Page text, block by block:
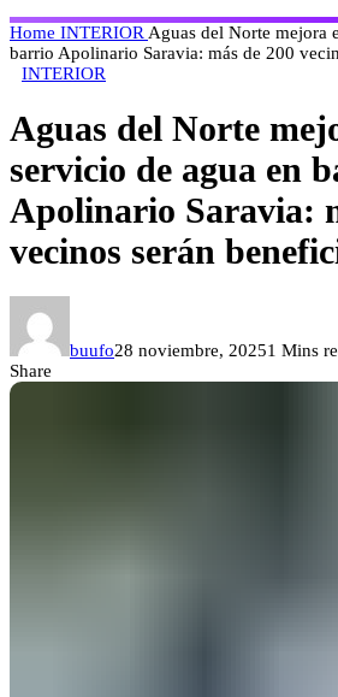
Home INTERIOR Aguas del Norte mejora
barrio Apolinario Saravia: más de 200
INTERIOR
Aguas del Norte
servicio de agua en
Apolinario Saravia:
vecinos serán
buufo28 noviembre, 20251 Mins
Share